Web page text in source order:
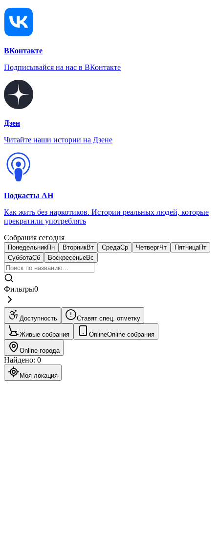
ВКонтакте
Подписывайся на нас в ВКонтакте
Дзен
Читайте наши истории на Дзене
Подкасты АН
Как жить без наркотиков. Истории реальных людей, которые
прекратили употреблять
Собрания сегодня
ПонедельникПн ВторникВт СредаСр ЧетвергЧт ПятницаПт
СубботаСб ВоскресеньеВс
Фильтры0
Доступность Ставят спец. отметку
Живые собрания OnlineOnline собрания
Online города
Найдено: 0
Моя локация